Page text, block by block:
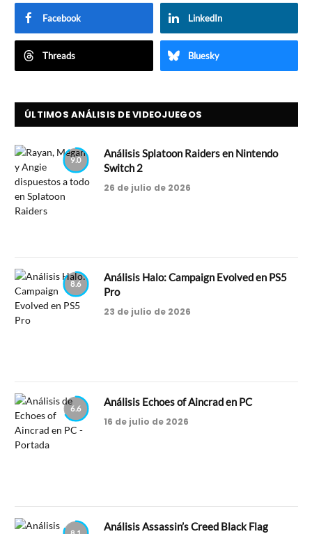
Facebook LinkedIn
Threads Bluesky
ÚLTIMOS ANÁLISIS DE VIDEOJUEGOS
9.0
Análisis Splatoon Raiders en Nintendo
Switch 2
26 de julio de 2026
8.6
Análisis Halo: Campaign Evolved en PS5
Pro
23 de julio de 2026
6.6
Análisis Echoes of Aincrad en PC
16 de julio de 2026
Análisis Assassin’s Creed Black Flag